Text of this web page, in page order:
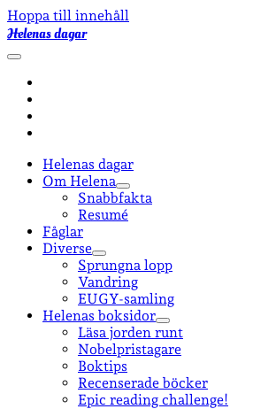
Hoppa till innehåll
Helenas dagar
öppna
Helenas dagar
Om Helena
öppna
undermeny
Snabbfakta
Resumé
Fåglar
Diverse
öppna
undermeny
Sprungna lopp
Vandring
EUGY-samling
Helenas boksidor
öppna
undermeny
Läsa jorden runt
Nobelpristagare
Boktips
Recenserade böcker
Epic reading challenge!